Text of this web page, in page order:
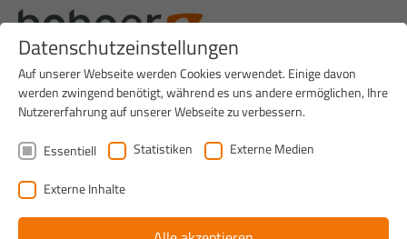
Datenschutzeinstellungen
Auf unserer Webseite werden Cookies verwendet. Einige davon
werden zwingend benötigt, während es uns andere ermöglichen, Ihre
Nutzererfahrung auf unserer Webseite zu verbessern.
Essentiell Statistiken Externe Medien
Externe Inhalte